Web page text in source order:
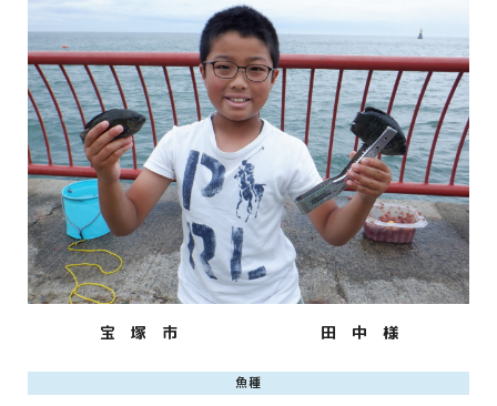
宝 塚 市 田 中 様
魚種